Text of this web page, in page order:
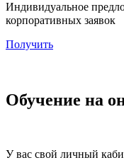
Индивидуальное
корпоративных заявок
Получить
Обучение на
У вас свой личный